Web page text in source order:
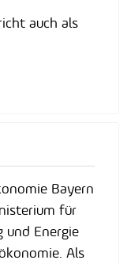
auch als
Bayern
für
Energie
Als